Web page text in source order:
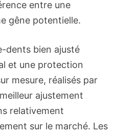
entre une
gêne potentielle.
dents bien ajusté
et une protection
mesure, réalisés par
ajustement
relativement
sur le marché. Les